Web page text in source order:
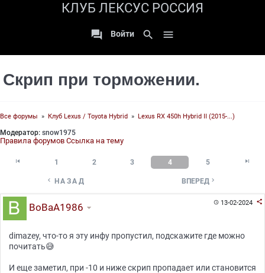
КЛУБ ЛЕКСУС РОССИЯ
 Войти search 
Скрип при торможении.
Все форумы » Клуб Lexus / Toyota Hybrid » Lexus RX 450h Hybrid II (2015-...)
Модератор: snow1975
Правила форумов Ссылка на тему
 1 2 3 4 5 
 НАЗАД ВПЕРЕД 
13-02-2024 
BoBaA1986
dimazey, что-то я эту инфу пропустил, подскажите где можно
почитать😅
И еще заметил, при -10 и ниже скрип пропадает или становится